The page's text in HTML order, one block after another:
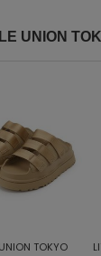
UNION
TOKYO